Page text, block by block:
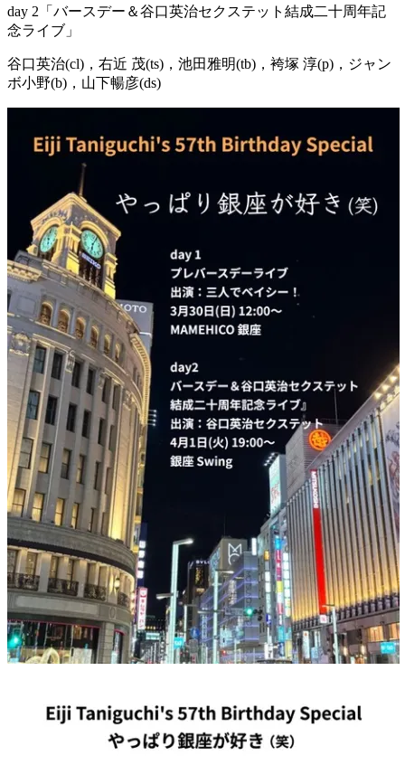
day 2「バースデー＆谷口英治セクステット結成二十周年記
念ライブ」
谷口英治(cl)，右近 茂(ts)，池田雅明(tb)，袴塚 淳(p)，ジャン
ボ小野(b)，山下暢彦(ds)